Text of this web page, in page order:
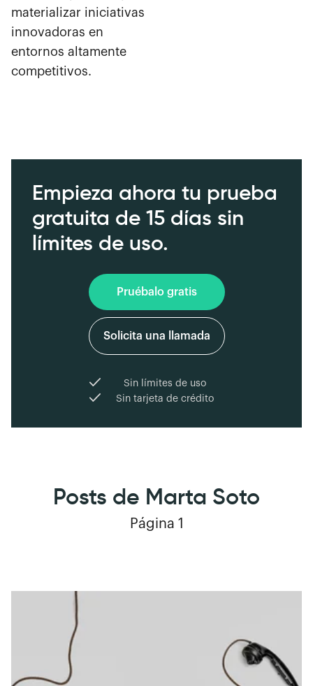
materializar iniciativas
innovadoras en
entornos altamente
competitivos.
Empieza ahora tu prueba
gratuita de 15 días sin
límites de uso.
Pruébalo gratis
Solicita una llamada
Sin límites de uso
Sin tarjeta de crédito
Posts de Marta Soto
Página 1